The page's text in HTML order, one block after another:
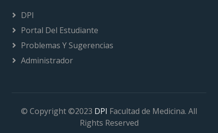
DPI
Portal Del Estudiante
Problemas Y Sugerencias
Administrador
© Copyright ©2023 DPI Facultad de Medicina. All
Rights Reserved